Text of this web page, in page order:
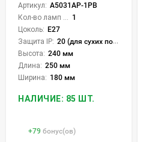
Артикул: A5031AP-1PB
1
Цоколь: E27
Защита IP: 20 (для сухих пом.)
Высота: 240 мм
Длина: 250 мм
Ширина: 180 мм
НАЛИЧИЕ: 85 ШТ.
+79 бонус(ов)